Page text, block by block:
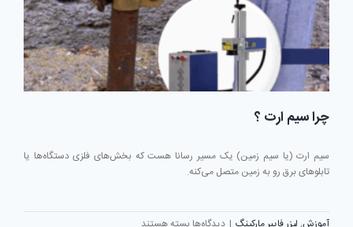
چرا سیم ارت ؟
سیم ارت (یا سیم زمین) یک مسیر رسانا هست که بخش‌های فلزی دستگاه‌ها یا
تابلوهای برق رو به زمین متصل می‌کنه.
آموزش, لیزر فایبر مارکینگ | دیدگاه‌ها برای
بسته هستند